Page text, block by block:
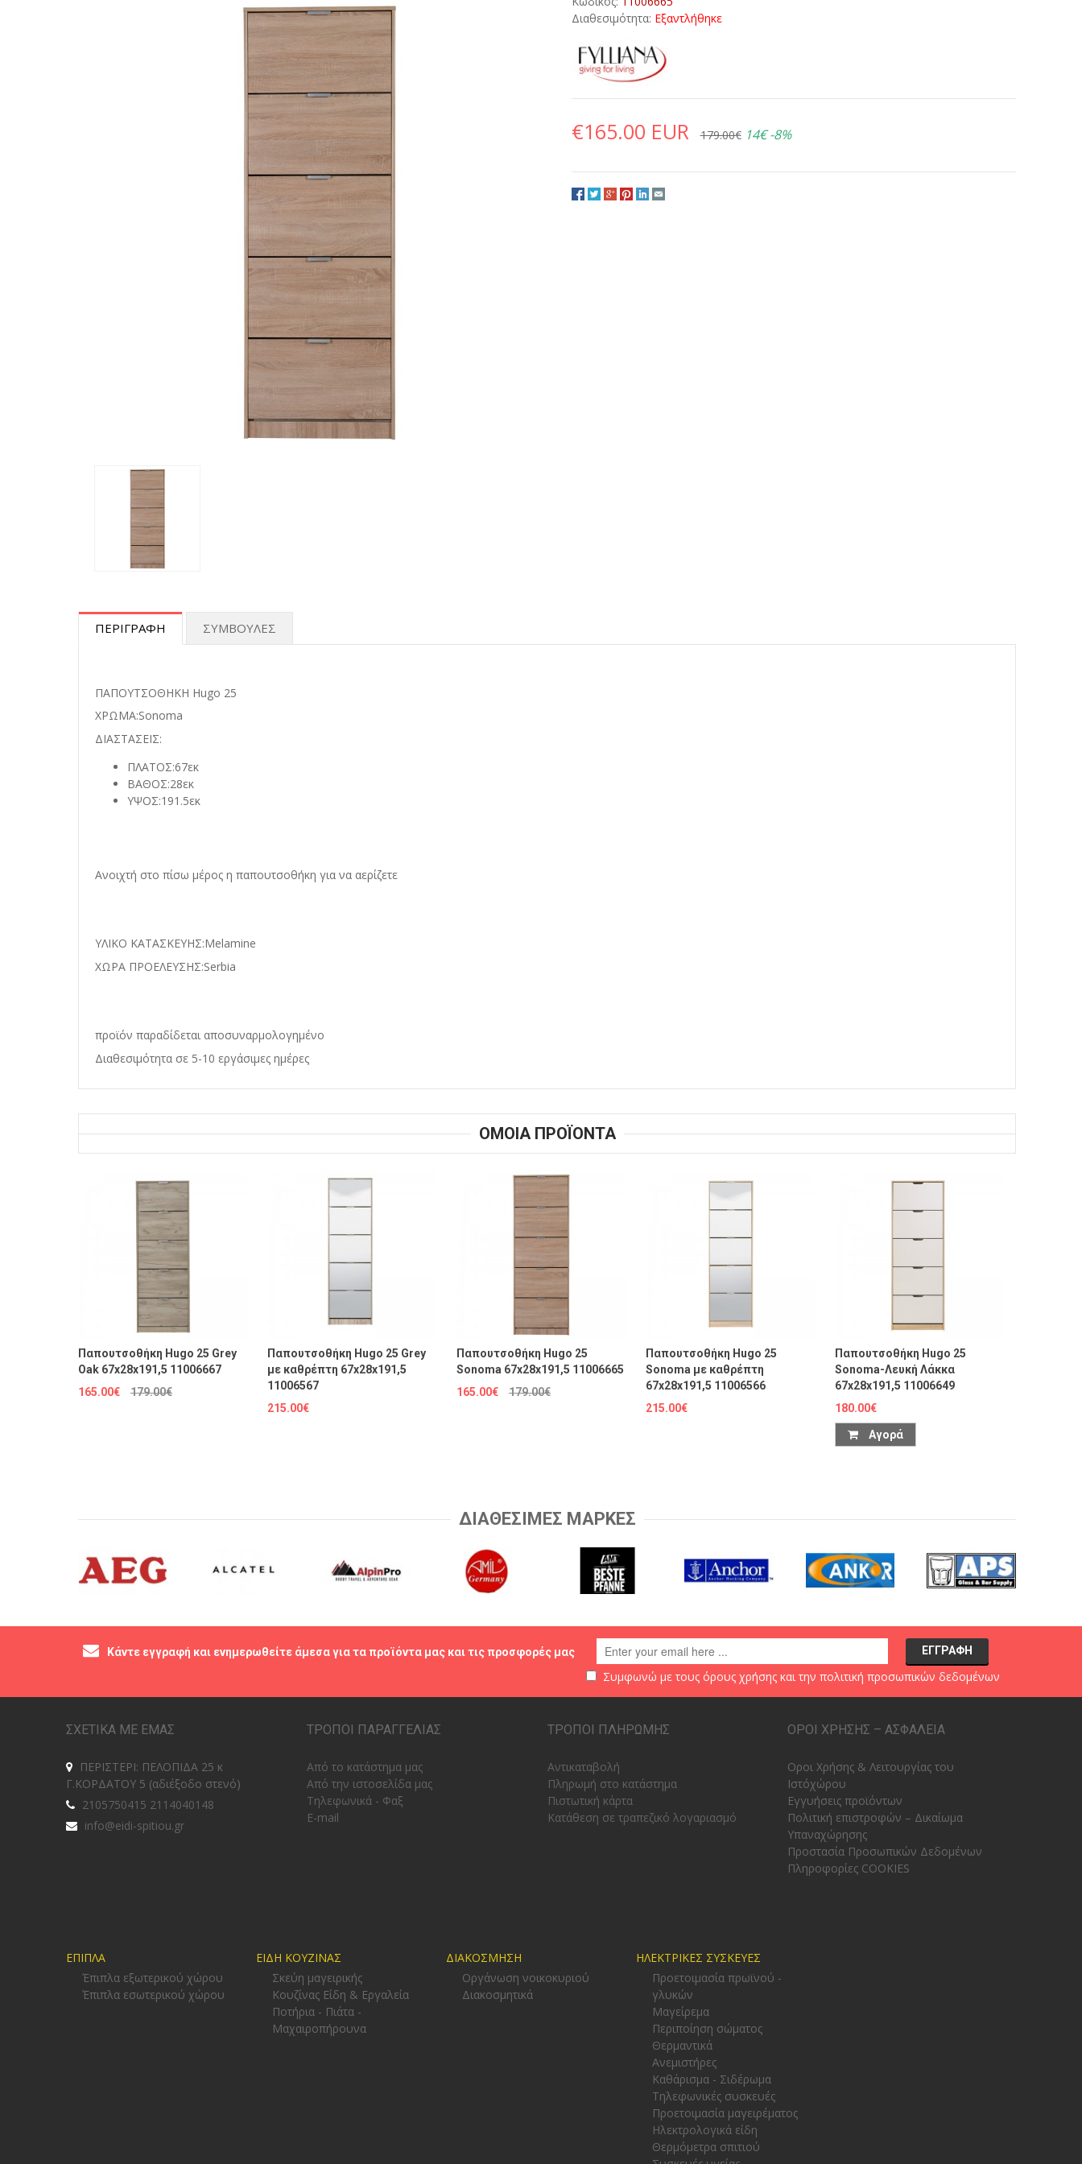
Διαθεσιμότητα: Εξαντλήθηκε
€165.00 EUR 179.00€ 14€ -8%
ΠΕΡΙΓΡΑΦΗ ΣΥΜΒΟΥΛΕΣ
ΠΑΠΟΥΤΣΟΘΗΚΗ Hugo 25
ΧΡΩΜΑ:Sonoma
ΔΙΑΣΤΑΣΕΙΣ:
ΠΛΑΤΟΣ:67εκ
ΒΑΘΟΣ:28εκ
ΥΨΟΣ:191.5εκ
Ανοιχτή στο πίσω μέρος η παπουτσοθήκη για να αερίζετε
ΥΛΙΚΟ ΚΑΤΑΣΚΕΥΗΣ:Melamine
ΧΩΡΑ ΠΡΟΕΛΕΥΣΗΣ:Serbia
προϊόν παραδίδεται αποσυναρμολογημένο
Διαθεσιμότητα σε 5-10 εργάσιμες ημέρες
ΟΜΟΙΑ ΠΡΟΪΟΝΤΑ
Παπουτσοθήκη Hugo 25 Grey
Oak 67x28x191,5 11006667
165.00€
179.00€
Παπουτσοθήκη Hugo 25 Grey
με καθρέπτη 67x28x191,5
11006567
215.00€
Παπουτσοθήκη Hugo 25
Sonoma 67x28x191,5 11006665
165.00€
179.00€
Παπουτσοθήκη Hugo 25
Sonoma με καθρέπτη
67x28x191,5 11006566
215.00€
Παπουτσοθήκη Hugo 25
Sonoma-Λευκή Λάκκα
67x28x191,5 11006649
180.00€
Αγορά
ΔΙΑΘΕΣΙΜΕΣ ΜΑΡΚΕΣ
Κάντε εγγραφή και ενημερωθείτε άμεσα για τα προϊόντα μας και τις προσφορές μας
Συμφωνώ με τους όρους χρήσηςκαι την πολιτική προσωπικών δεδομένων
ΣΧΕΤΙΚΑ ΜΕ ΕΜΑΣ
ΠΕΡΙΣΤΕΡΙ: ΠΕΛΟΠΙΔΑ 25 κ
Γ.ΚΟΡΔΑΤΟΥ 5 (αδιέξοδο στενό)
2105750415 2114040148
info@eidi-spitiou.gr
ΤΡΟΠΟΙ ΠΑΡΑΓΓΕΛΙΑΣ
Από το κατάστημα μας
Από την ιστοσελίδα μας
Tηλεφωνικά - Φαξ
E-mail
ΤΡΟΠΟΙ ΠΛΗΡΩΜΗΣ
Αντικαταβολή
Πληρωμή στο κατάστημα
Πιστωτική κάρτα
Κατάθεση σε τραπεζικό λογαριασμό
ΟΡΟΙ ΧΡΗΣΗΣ – ΑΣΦΑΛΕΙΑ
Οροι Χρήσης & Λειτουργίας του
Ιστόχώρου
Εγγυήσεις προϊόντων
Πολιτική επιστροφών – Δικαίωμα
Υπαναχώρησης
Προστασία Προσωπικών Δεδομένων
Πληροφορίες COOKIES
ΕΠΙΠΛΑ
Έπιπλα εξωτερικού χώρου
Έπιπλα εσωτερικού χώρου
ΕΙΔΗ ΚΟΥΖΙΝΑΣ
Σκεύη μαγειρικής
Κουζίνας Είδη & Εργαλεία
Ποτήρια - Πιάτα -
Μαχαιροπήρουνα
ΔΙΑΚΟΣΜΗΣΗ
Οργάνωση νοικοκυριού
Διακοσμητικά
ΗΛΕΚΤΡΙΚΕΣ ΣΥΣΚΕΥΕΣ
Προετοιμασία πρωϊνού -
γλυκών
Μαγείρεμα
Περιποίηση σώματος
Θερμαντικά
Ανεμιστήρες
Καθάρισμα - Σιδέρωμα
Τηλεφωνικές συσκευές
Προετοιμασία μαγειρέματος
Ηλεκτρολογικά είδη
Θερμόμετρα σπιτιού